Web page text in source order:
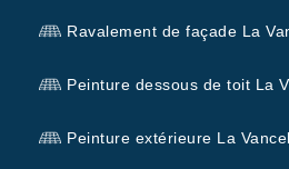
Ravalement de façade La
Peinture dessous de toit La
Peinture extérieure La